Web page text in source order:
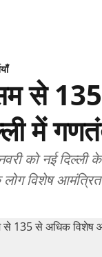
से 135
में
को नई दिल्ली
विशेष